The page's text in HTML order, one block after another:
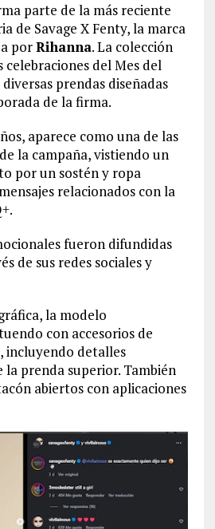
parte de la más reciente
de Savage X Fenty, la marca
porRihanna. La colección
celebraciones del Mes del
prendas diseñadas
de la firma.
aparece como una de las
la campaña, vistiendo un
por un sostén y ropa
relacionados con la
fueron difundidas
de sus redes sociales y
la modelo
con accesorios de
incluyendo detalles
prenda superior. También
abiertos con aplicaciones